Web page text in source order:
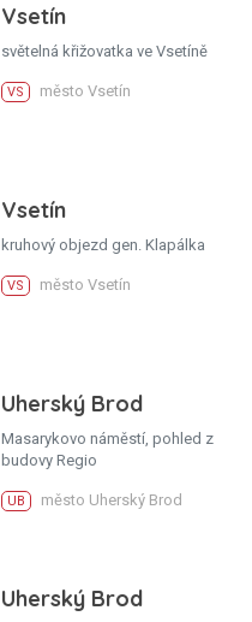
Vsetín
světelná křižovatka ve Vsetíně
VS město Vsetín
Vsetín
kruhový objezd gen. Klapálka
VS město Vsetín
Uherský Brod
Masarykovo náměstí, pohled z
budovy Regio
UB město Uherský Brod
Uherský Brod